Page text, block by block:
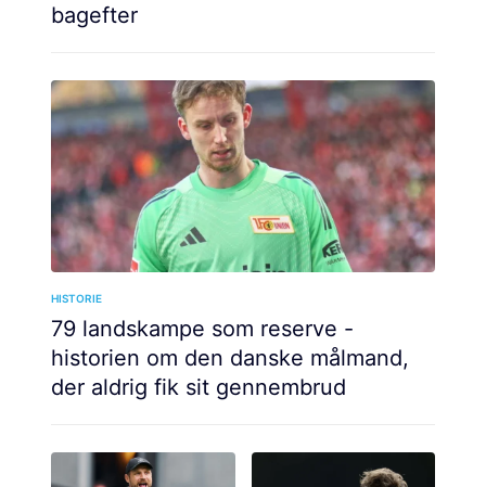
bagefter
HISTORIE
79 landskampe som reserve -
historien om den danske målmand,
der aldrig fik sit gennembrud